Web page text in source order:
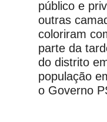
público e
outras
coloriram
parte da
do distrito
população
o Governo